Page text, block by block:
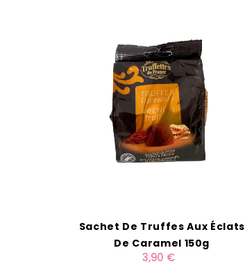
Sachet De Truffes Aux Éclats
De Caramel 150g
3,90 €